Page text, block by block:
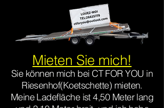
Mieten Sie mich!
Sie können mich bei CT FOR YOU in
Riesenhof(Koetschette) mieten.
Meine Ladefläche ist 4,50 Meter lang